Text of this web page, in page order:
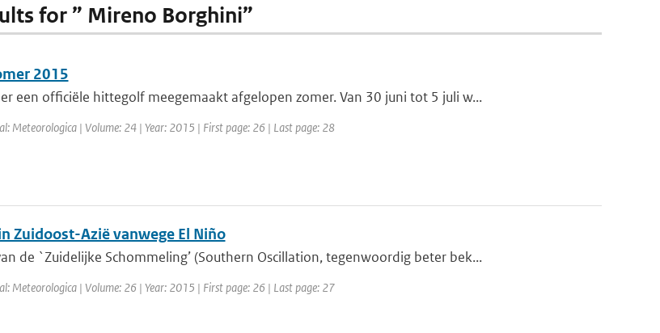
for ” Mireno Borghini”
2015
een officiële hittegolf meegemaakt afgelopen zomer. Van 30 juni tot 5 juli w...
Meteorologica | Volume: 24 | Year: 2015 | First page: 26 | Last page: 28
Zuidoost-Azië vanwege El Niño
de `Zuidelijke Schommeling’ (Southern Oscillation, tegenwoordig beter bek...
Meteorologica | Volume: 26 | Year: 2015 | First page: 26 | Last page: 27